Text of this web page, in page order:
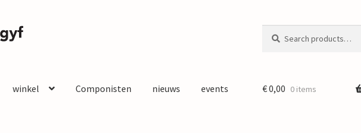
for:
winkel Componisten nieuws events €0,00 0 items